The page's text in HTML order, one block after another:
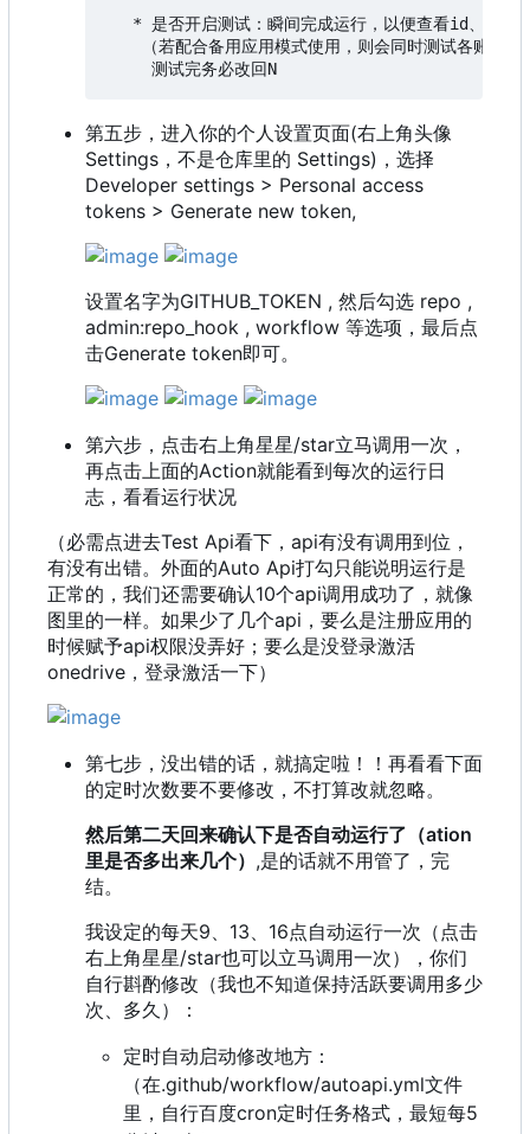
* 是否开启测试：瞬间完成运行，以便查看id、机密
（若配合备用应用模式使用，则会同时测试各账号
第五步，进入你的个人设置页面(右上角头像
Settings，不是仓库里的 Settings)，选择
Developer settings > Personal access
tokens > Generate new token,
设置名字为GITHUB_TOKEN , 然后勾选 repo ,
admin:repo_hook , workflow 等选项，最后点
击Generate token即可。
第六步，点击右上角星星/star立马调用一次，
再点击上面的Action就能看到每次的运行日
志，看看运行状况
（必需点进去Test Api看下，api有没有调用到位，
有没有出错。外面的Auto Api打勾只能说明运行是
正常的，我们还需要确认10个api调用成功了，就像
图里的一样。如果少了几个api，要么是注册应用的
时候赋予api权限没弄好；要么是没登录激活
onedrive，登录激活一下）
第七步，没出错的话，就搞定啦！！再看看下面
的定时次数要不要修改，不打算改就忽略。
然后第二天回来确认下是否自动运行了（ation
里是否多出来几个） ,是的话就不用管了，完
结。
我设定的每天9、13、16点自动运行一次（点击
右上角星星/star也可以立马调用一次），你们
自行斟酌修改（我也不知道保持活跃要调用多少
次、多久）：
定时自动启动修改地方：
（在.github/workflow/autoapi.yml文件
里，自行百度cron定时任务格式，最短每5